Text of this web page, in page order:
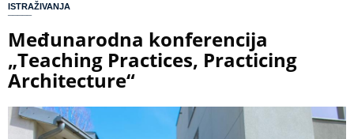
ISTRAŽIVANJA
Međunarodna konferencija
„Teaching Practices, Practicing
Architecture“